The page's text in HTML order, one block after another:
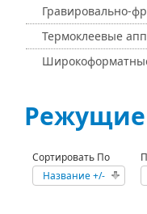
Гравировально-
Термоклеевые
Сортировать По
Название +/-